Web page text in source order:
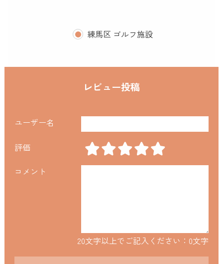
練馬区 ゴルフ施設
レビュー投稿
ユーザー名
評価
コメント
20文字以上でご記入ください： 0文字